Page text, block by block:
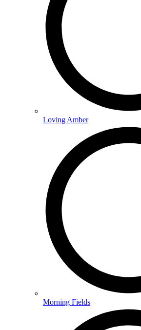
Loving Amber
Morning Fields